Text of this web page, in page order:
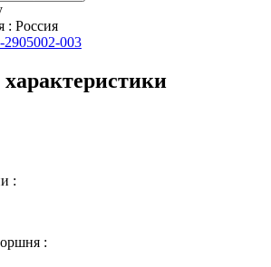
: Россия
2905002-003
:
: